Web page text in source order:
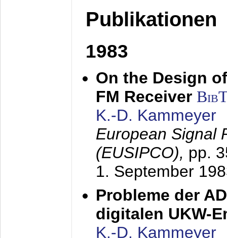
Publikationen
1983
On the Design
FM Receiver
K.-D. Kammeyer
European Signal
(EUSIPCO), pp.
1. September
Probleme der
digitalen UKW-
K.-D. Kammeyer